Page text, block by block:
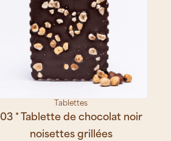
Tablettes
03 * Tablette de chocolat noir
noisettes grillées